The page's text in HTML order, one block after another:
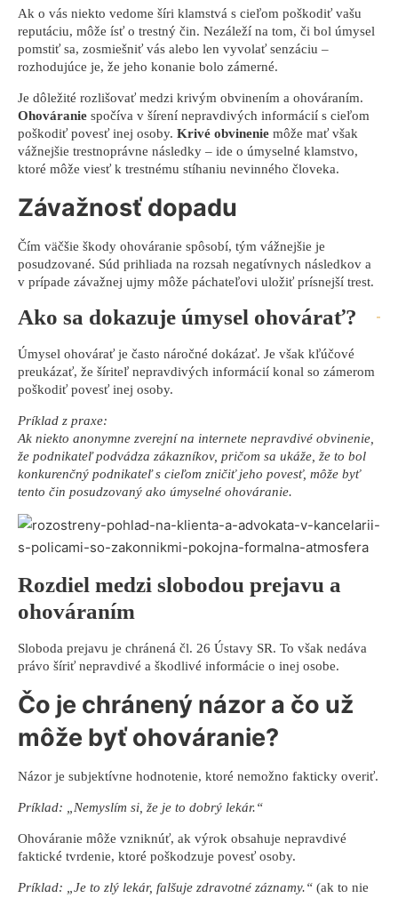
Ak o vás niekto vedome šíri klamstvá s cieľom poškodiť vašu
reputáciu, môže ísť o trestný čin. Nezáleží na tom, či bol úmysel
pomstiť sa, zosmiešniť vás alebo len vyvolať senzáciu –
rozhodujúce je, že jeho konanie bolo zámerné.
Je dôležité rozlišovať medzi krivým obvinením a ohováraním.
Ohováranie spočíva v šírení nepravdivých informácií s cieľom
poškodiť povesť inej osoby. Krivé obvinenie môže mať však
vážnejšie trestnoprávne následky – ide o úmyselné klamstvo,
ktoré môže viesť k trestnému stíhaniu nevinného človeka.
Závažnosť dopadu
Čím väčšie škody ohováranie spôsobí, tým vážnejšie je
posudzované. Súd prihliada na rozsah negatívnych následkov a
v prípade závažnej ujmy môže páchateľovi uložiť prísnejší trest.
Ako sa dokazuje úmysel ohovárať?
Úmysel ohovárať je často náročné dokázať. Je však kľúčové
preukázať, že šíriteľ nepravdivých informácií konal so zámerom
poškodiť povesť inej osoby.
Príklad z praxe:
Ak niekto anonymne zverejní na internete nepravdivé obvinenie,
že podnikateľ podvádza zákazníkov, pričom sa ukáže, že to bol
konkurenčný podnikateľ s cieľom zničiť jeho povesť, môže byť
tento čin posudzovaný ako úmyselné ohováranie.
Rozdiel medzi slobodou prejavu a
ohováraním
Sloboda prejavu je chránená čl. 26 Ústavy SR. To však nedáva
právo šíriť nepravdivé a škodlivé informácie o inej osobe.
Čo je chránený názor a čo už
môže byť ohováranie?
Názor je subjektívne hodnotenie, ktoré nemožno fakticky overiť.
Príklad: „Nemyslím si, že je to dobrý lekár.“
Ohováranie môže vzniknúť, ak výrok obsahuje nepravdivé
faktické tvrdenie, ktoré poškodzuje povesť osoby.
Príklad: „Je to zlý lekár, falšuje zdravotné záznamy.“ (ak to nie